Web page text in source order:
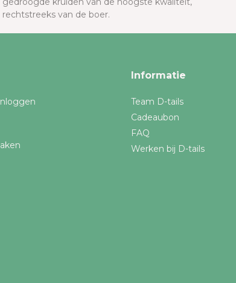
rechtstreeks van de boer.
Informatie
Team D-tails
Cadeaubon
FAQ
Werken bij D-tails